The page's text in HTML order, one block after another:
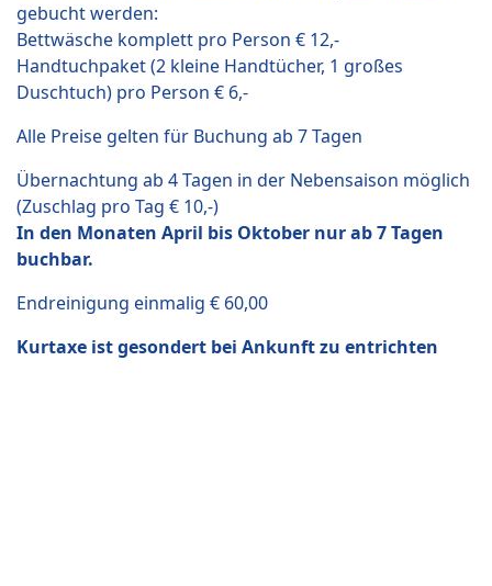
gebucht werden:
Bettwäsche komplett pro Person € 12,-
Handtuchpaket (2 kleine Handtücher, 1 großes
Duschtuch) pro Person € 6,-
Alle Preise gelten für Buchung ab 7 Tagen
Übernachtung ab 4 Tagen in der Nebensaison möglich
(Zuschlag pro Tag € 10,-)
In den Monaten April bis Oktober nur ab 7 Tagen
buchbar.
Endreinigung einmalig € 60,00
Kurtaxe ist gesondert bei Ankunft zu entrichten